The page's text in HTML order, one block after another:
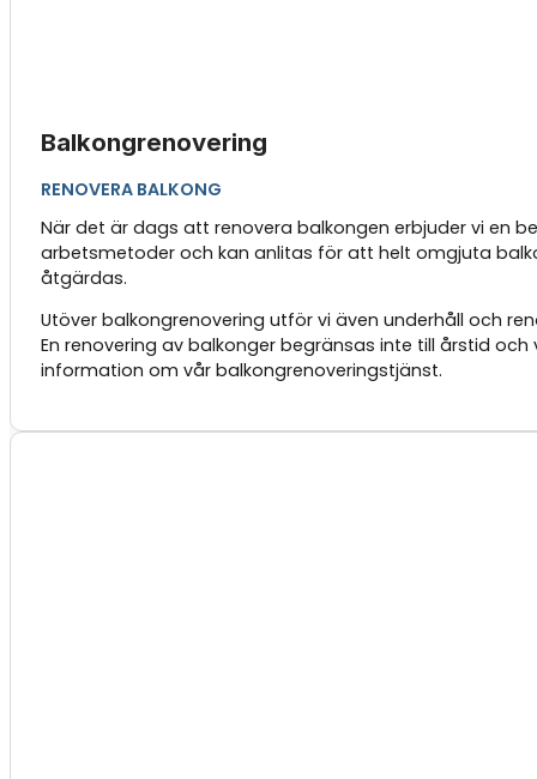
Balkongrenovering
RENOVERA BALKONG
När det är dags att renovera balkongen erbjuder vi en
arbetsmetoder och kan anlitas för att helt omgjuta
åtgärdas.
Utöver balkongrenovering utför vi även underhåll och
En renovering av balkonger begränsas inte till årstid
information om vår balkongrenoveringstjänst.